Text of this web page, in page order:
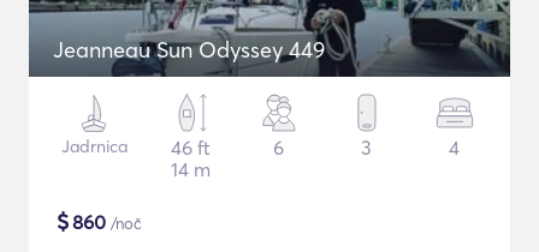
Jeanneau Sun Odyssey 449
Jadrnica
46 ft
14 m
6 3 4
$860 /noč